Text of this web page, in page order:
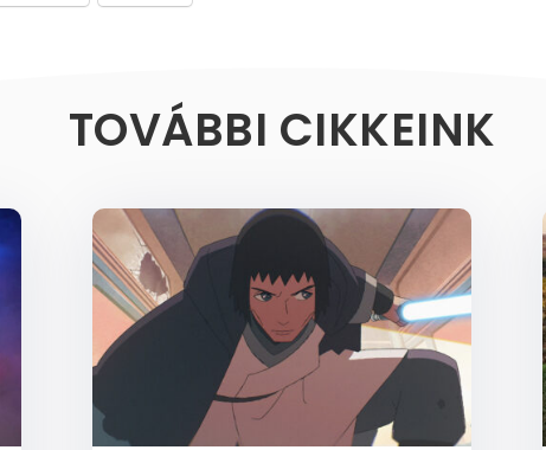
TOVÁBBI CIKKEINK